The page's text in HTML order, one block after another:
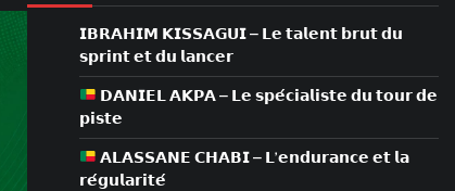
𝗜𝗕𝗥𝗔𝗛𝗜𝗠 𝗞𝗜𝗦𝗦𝗔𝗚𝗨𝗜 – 𝗟𝗲 𝘁𝗮𝗹𝗲𝗻𝘁 𝗯𝗿𝘂𝘁 𝗱𝘂
𝘀𝗽𝗿𝗶𝗻𝘁 𝗲𝘁 𝗱𝘂 𝗹𝗮𝗻𝗰𝗲𝗿
𝗗𝗔𝗡𝗜𝗘𝗟 𝗔𝗞𝗣𝗔 – 𝗟𝗲 𝘀𝗽𝗲́𝗰𝗶𝗮𝗹𝗶𝘀𝘁𝗲 𝗱𝘂 𝘁𝗼𝘂𝗿 𝗱𝗲
𝗽𝗶𝘀𝘁𝗲
𝗔𝗟𝗔𝗦𝗦𝗔𝗡𝗘 𝗖𝗛𝗔𝗕𝗜 – 𝗟’𝗲𝗻𝗱𝘂𝗿𝗮𝗻𝗰𝗲 𝗲𝘁 𝗹𝗮
𝗿𝗲́𝗴𝘂𝗹𝗮𝗿𝗶𝘁𝗲́